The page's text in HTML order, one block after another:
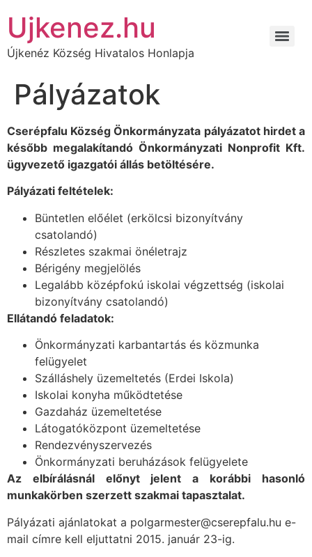
Ujkenez.hu
Újkenéz Község Hivatalos Honlapja
Pályázatok
Cserépfalu Község Önkormányzata pályázatot hirdet a
később megalakítandó Önkormányzati Nonprofit Kft.
ügyvezető igazgatói állás betöltésére.
Pályázati feltételek:
Büntetlen előélet (erkölcsi bizonyítvány
csatolandó)
Részletes szakmai önéletrajz
Bérigény megjelölés
Legalább középfokú iskolai végzettség (iskolai
bizonyítvány csatolandó)
Ellátandó feladatok:
Önkormányzati karbantartás és közmunka
felügyelet
Szálláshely üzemeltetés (Erdei Iskola)
Iskolai konyha működtetése
Gazdaház üzemeltetése
Látogatóközpont üzemeltetése
Rendezvényszervezés
Önkormányzati beruházások felügyelete
Az elbírálásnál előnyt jelent a korábbi hasonló
munkakörben szerzett szakmai tapasztalat.
Pályázati ajánlatokat a polgarmester@cserepfalu.hu e-
mail címre kell eljuttatni 2015. január 23-ig.